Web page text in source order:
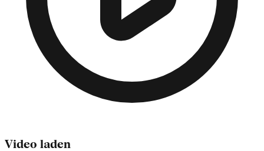
Video laden